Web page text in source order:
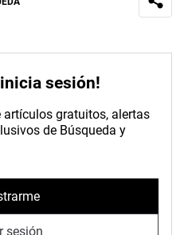
sesión!
artículos gratuitos, alertas
de Búsqueda y
sesión